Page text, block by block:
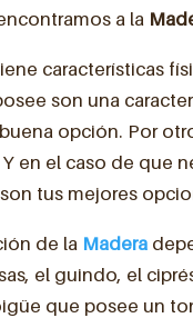
a la
características
son una
opción. Por
en el caso de que
tus mejores
de la Madera
el guindo, el
que posee un